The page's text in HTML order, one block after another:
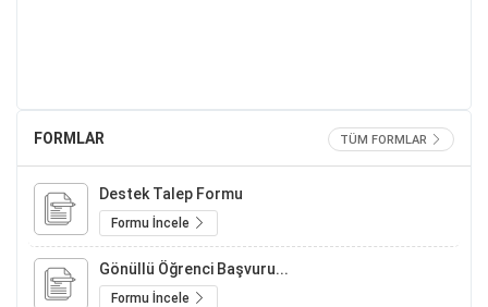
FORMLAR TÜM FORMLAR
Destek Talep Formu
Formu İncele
Gönüllü Öğrenci Başvuru...
Formu İncele